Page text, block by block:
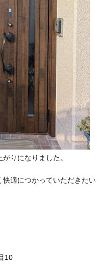
りになりました。
適につかっていただきたい
10